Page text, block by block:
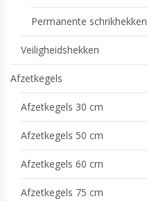
Permanente schrikhekken
Veiligheidshekken
Afzetkegels
Afzetkegels 30 cm
Afzetkegels 50 cm
Afzetkegels 60 cm
Afzetkegels 75 cm